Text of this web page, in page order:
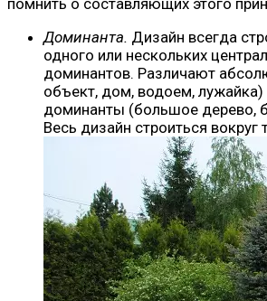
Доминанта. Дизайн всегда
одного или нескольких
доминантов. Различают
объект, дом, водоем, лужайка)
доминанты (большое дерево,
Весь дизайн строиться вокруг